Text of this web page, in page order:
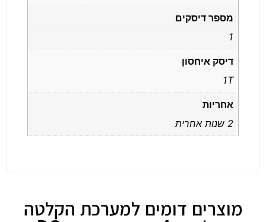
מספר דיסקים
1
דיסק איחסון
1T
אחריות
2 שנות אחרית
מוצרים דומים למערכת הקלטה